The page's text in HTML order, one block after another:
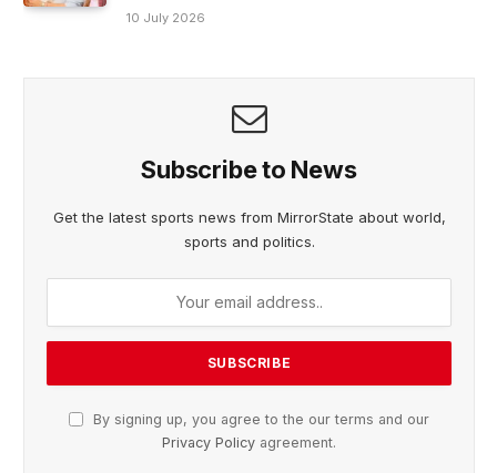
10 July 2026
Subscribe to News
Get the latest sports news from MirrorState about world,
sports and politics.
By signing up, you agree to the our terms and our
Privacy Policy agreement.